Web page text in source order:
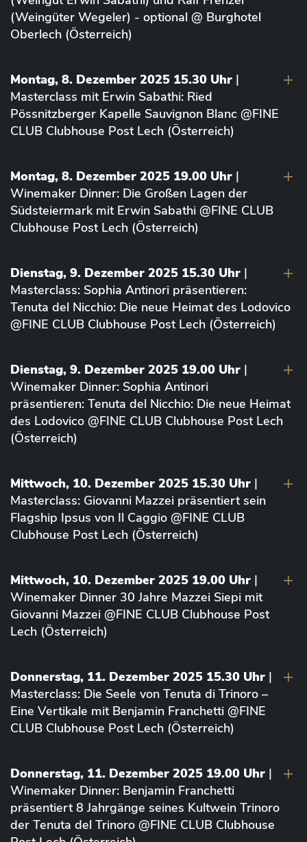
(Weingüter Wegeler) - optional @ Burghotel
Oberlech (Österreich)
Montag, 8. Dezember 2025 15.30 Uhr |
Masterclass mit Erwin Sabathi: Ried
Pössnitzberger Kapelle Sauvignon Blanc @FINE
CLUB Clubhouse Post Lech (Österreich)
Montag, 8. Dezember 2025 19.00 Uhr |
Winemaker Dinner: Die Großen Lagen der
Südsteiermark mit Erwin Sabathi @FINE CLUB
Clubhouse Post Lech (Österreich)
Dienstag, 9. Dezember 2025 15.30 Uhr |
Masterclass: Sophia Antinori präsentieren:
Tenuta del Nicchio: Die neue Heimat des Lodovico
@FINE CLUB Clubhouse Post Lech (Österreich)
Dienstag, 9. Dezember 2025 19.00 Uhr |
Winemaker Dinner: Sophia Antinori
präsentieren: Tenuta del Nicchio: Die neue Heimat
des Lodovico @FINE CLUB Clubhouse Post Lech
(Österreich)
Mittwoch, 10. Dezember 2025 15.30 Uhr |
Masterclass: Giovanni Mazzei präsentiert sein
Flagship Ipsus von Il Caggio @FINE CLUB
Clubhouse Post Lech (Österreich)
Mittwoch, 10. Dezember 2025 19.00 Uhr |
Winemaker Dinner 30 Jahre Mazzei Siepi mit
Giovanni Mazzei @FINE CLUB Clubhouse Post
Lech (Österreich)
Donnerstag, 11. Dezember 2025 15.30 Uhr |
Masterclass: Die Seele von Tenuta di Trinoro –
Eine Vertikale mit Benjamin Franchetti @FINE
CLUB Clubhouse Post Lech (Österreich)
Donnerstag, 11. Dezember 2025 19.00 Uhr |
Winemaker Dinner: Benjamin Franchetti
präsentiert 8 Jahrgänge seines Kultwein Trinoro
der Tenuta del Trinoro @FINE CLUB Clubhouse